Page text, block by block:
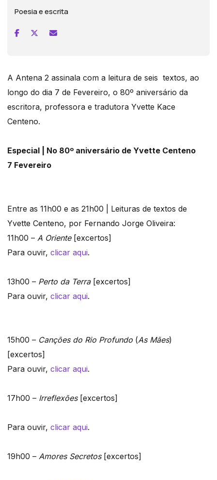
Poesia e escrita
A Antena 2 assinala com a leitura de seis textos, ao
longo do dia 7 de Fevereiro, o 80º aniversário da
escritora, professora e tradutora Yvette Kace
Centeno.
Especial | No 80º aniversário de Yvette Centeno
7 Fevereiro
Entre as 11h00 e as 21h00 | Leituras de textos de
Yvette Centeno, por Fernando Jorge Oliveira:
11h00 – A Oriente [excertos]
Para ouvir, clicar aqui.
13h00 – Perto da Terra[excertos]
Para ouvir, clicar aqui.
15h00 – Canções do Rio Profundo (As Mães)
[excertos]
Para ouvir, clicar aqui.
17h00 – Irreflexões[excertos]
Para ouvir, clicar aqui.
19h00 – Amores Secretos [excertos]